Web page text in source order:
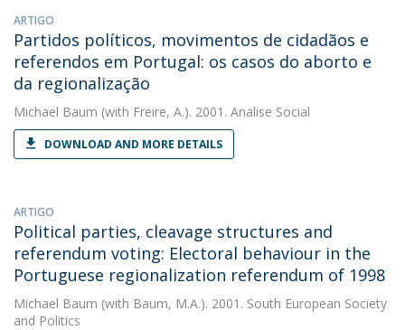
ARTIGO
Partidos políticos, movimentos de cidadãos e
referendos em Portugal: os casos do aborto e
da regionalização
Michael Baum (with Freire, A.). 2001. Analise Social
DOWNLOAD AND MORE DETAILS
ARTIGO
Political parties, cleavage structures and
referendum voting: Electoral behaviour in the
Portuguese regionalization referendum of 1998
Michael Baum (with Baum, M.A.). 2001. South European Society
and Politics